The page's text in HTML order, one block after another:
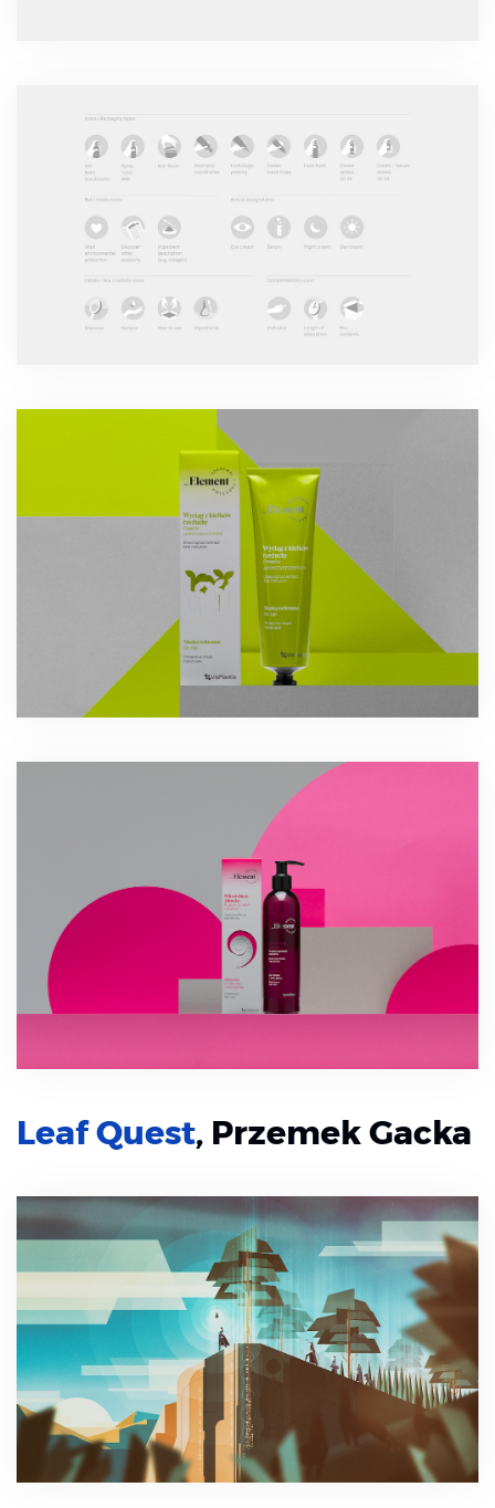
Leaf Quest, Przemek Gacka